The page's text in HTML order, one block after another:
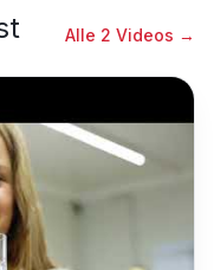
Alle 2 Videos →